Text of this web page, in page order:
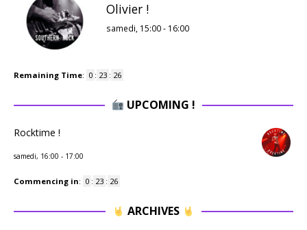
Olivier !
samedi, 15:00- 16:00
Remaining Time: 0 : 23 : 26
UPCOMING !
Rocktime !
samedi, 16:00 - 17:00
Commencing in: 0 : 23 : 26
ARCHIVES